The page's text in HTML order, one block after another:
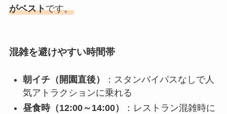
がベストです。
混雑を避けやすい時間帯
朝イチ（開園直後）
：スタンバイパスなしで人
気アトラクションに乗れる
昼食時（12:00～14:00）
：レストラン混雑時に